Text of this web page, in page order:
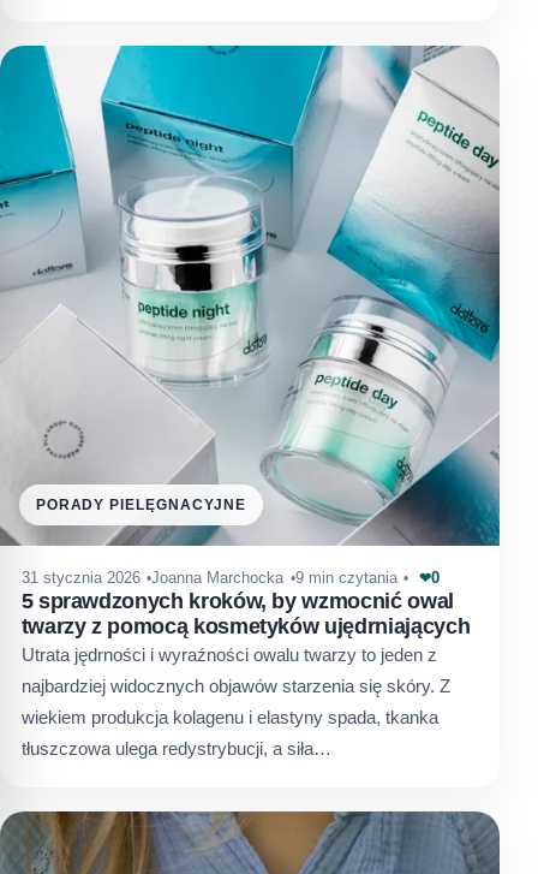
PORADY PIELĘGNACYJNE
31 stycznia 2026 Joanna Marchocka 9 min czytania ❤0
5 sprawdzonych kroków, by wzmocnić owal
twarzy z pomocą kosmetyków ujędrniających
Utrata jędrności i wyraźności owalu twarzy to jeden z
najbardziej widocznych objawów starzenia się skóry. Z
wiekiem produkcja kolagenu i elastyny spada, tkanka
tłuszczowa ulega redystrybucji, a siła…